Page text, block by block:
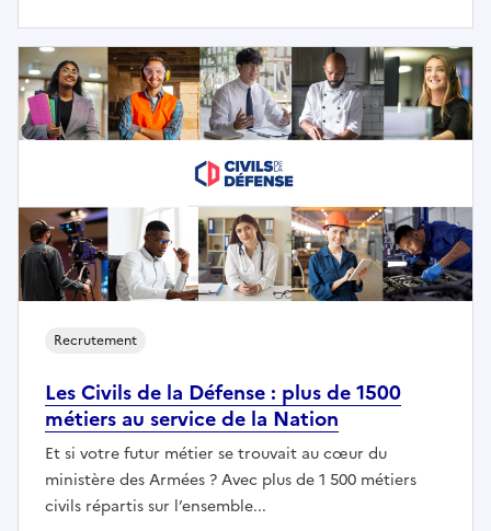
Les Civils de la Défense : plus de 1500
métiers au service de la Nation
Recrutement
Et si votre futur métier se trouvait au cœur du
ministère des Armées ? Avec plus de 1 500 métiers
civils répartis sur l’ensemble...